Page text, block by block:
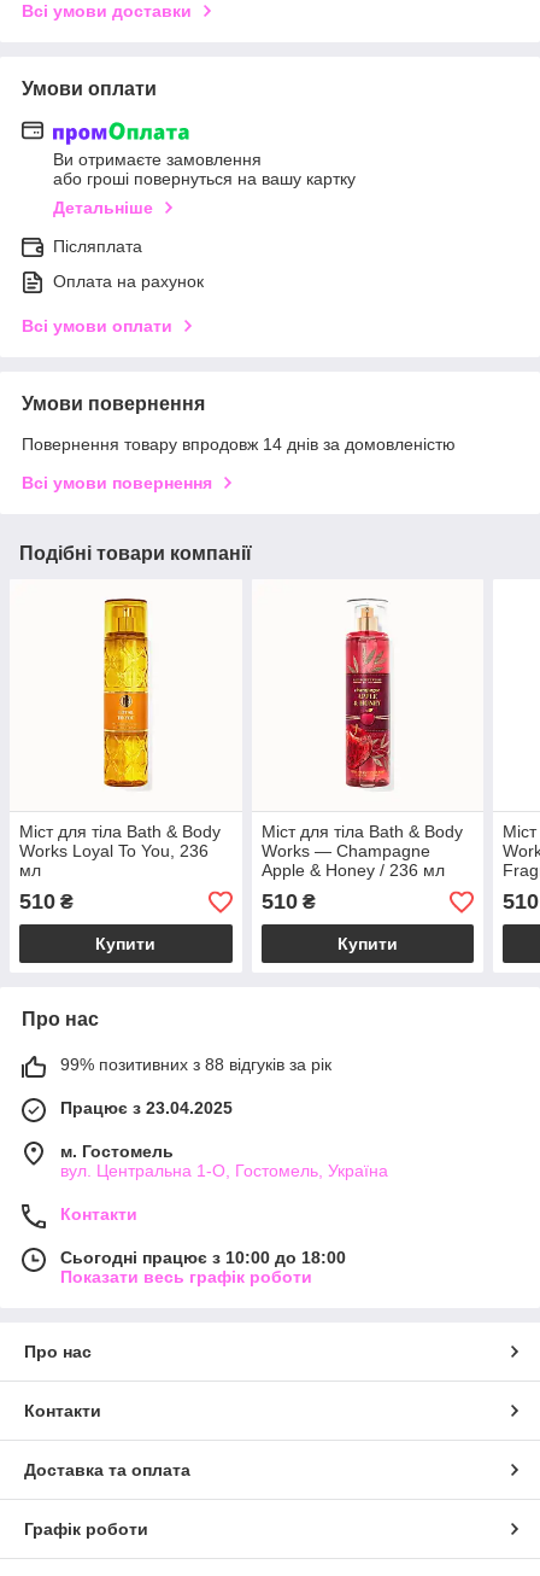
Всі умови доставки
Умови оплати
Ви отримаєте замовлення
або гроші повернуться на вашу картку
Детальніше
Післяплата
Оплата на рахунок
Всі умови оплати
Умови повернення
Повернення товару впродовж 14 днів за домовленістю
Всі умови повернення
Подібні товари компанії
Міст для тіла Bath & Body
Works Loyal To You, 236
мл
510 ₴
Купити
Міст для тіла Bath & Body
Works — Champagne
Apple & Honey / 236 мл
510₴
Купити
510
Про нас
99% позитивних з 88 відгуків за рік
Працює з 23.04.2025
м. Гостомель
вул. Центральна 1-О, Гостомель, Україна
Контакти
Сьогодні працює з 10:00 до 18:00
Показати весь графік роботи
Про нас
Контакти
Доставка та оплата
Графік роботи